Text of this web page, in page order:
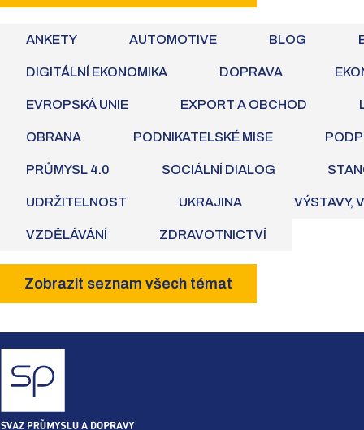
ANKETY AUTOMOTIVE BLOG
DIGITÁLNÍ EKONOMIKA DOPRAVA
EVROPSKÁ UNIE EXPORT A OBCHOD
OBRANA PODNIKATELSKÉ MISE
PRŮMYSL 4.0 SOCIÁLNÍ DIALOG
UDRŽITELNOST UKRAJINA VÝSTAVY,
VZDĚLÁVÁNÍ ZDRAVOTNICTVÍ
Zobrazit seznam všech témat